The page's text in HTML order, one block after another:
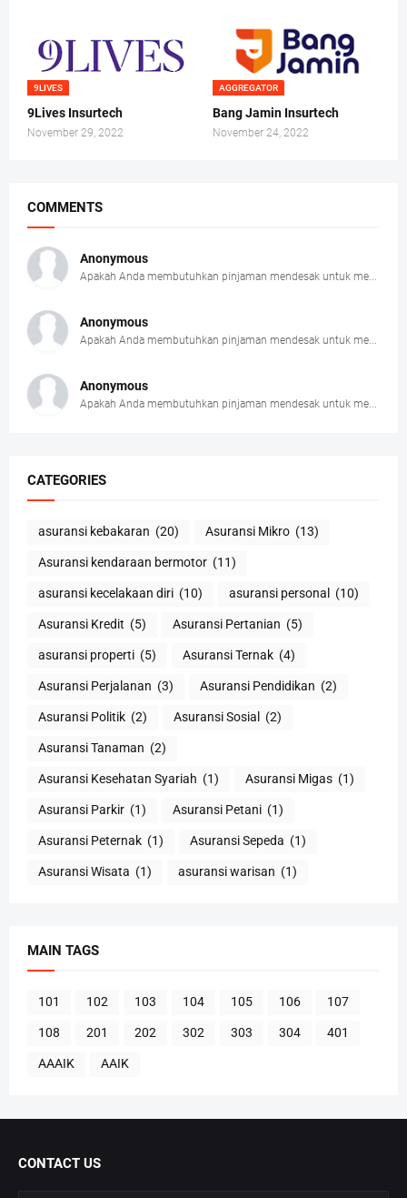
9LIVES
9Lives Insurtech
November 29, 2022
AGGREGATOR
Bang Jamin Insurtech
November 24, 2022
COMMENTS
Anonymous
Apakah Anda membutuhkan pinjaman mendesak untuk me...
Anonymous
Apakah Anda membutuhkan pinjaman mendesak untuk me...
Anonymous
Apakah Anda membutuhkan pinjaman mendesak untuk me...
CATEGORIES
asuransi kebakaran (20) Asuransi Mikro (13)
Asuransi kendaraan bermotor (11)
asuransi kecelakaan diri (10) asuransi personal (10)
Asuransi Kredit (5) Asuransi Pertanian (5)
asuransi properti (5) Asuransi Ternak (4)
Asuransi Perjalanan (3) Asuransi Pendidikan (2)
Asuransi Politik (2) Asuransi Sosial (2)
Asuransi Tanaman (2)
Asuransi Kesehatan Syariah (1) Asuransi Migas (1)
Asuransi Parkir (1) Asuransi Petani (1)
Asuransi Peternak (1) Asuransi Sepeda (1)
Asuransi Wisata (1) asuransi warisan (1)
MAIN TAGS
101 102 103 104 105 106 107
108 201 202 302 303 304 401
AAAIK AAIK
CONTACT US